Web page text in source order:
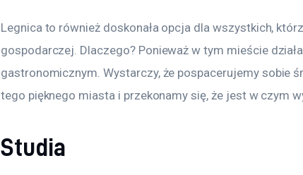
Legnica to również doskonała opcja dla wszystkich,
gospodarczej. Dlaczego? Ponieważ w tym mieście
gastronomicznym. Wystarczy, że pospacerujemy sobie
tego pięknego miasta i przekonamy się, że jest w czym
Studia